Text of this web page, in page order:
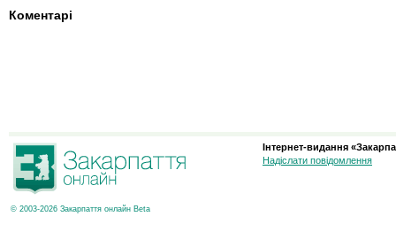
Коментарі
© 2003-2026 Закарпаття онлайн Beta
Інтернет-видання
Надіслати повідомлення